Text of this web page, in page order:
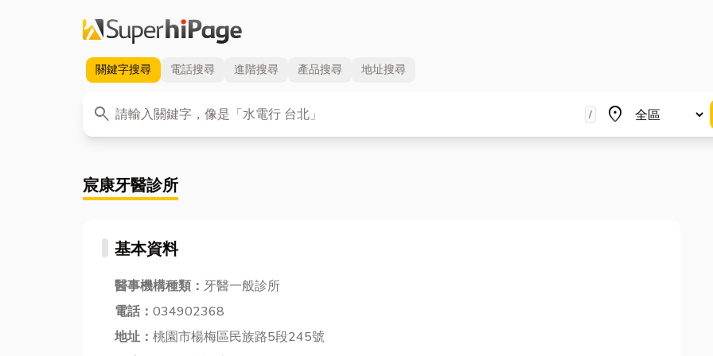
關鍵字搜尋 電話搜尋 進階搜尋 產品搜尋 地址搜尋
search
關鍵字 / place
地區
宸康牙醫診所
基本資料
醫事機構種類： 牙醫一般診所
電話： 034902368
地址： 桃園市楊梅區民族路5段245號